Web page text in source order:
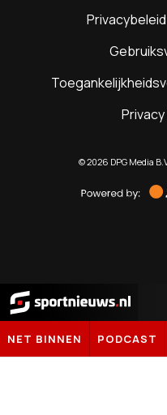
Privacybeleid
©2026 DPG Media
Sportnieuws.nl
NET BINNEN PODCAST